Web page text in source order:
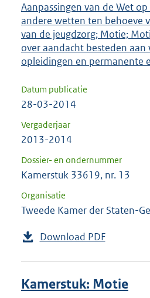
Aanpassingen van de Wet
andere wetten ten behoeve
van de jeugdzorg; Motie;
over aandacht besteden
opleidingen en permanente
Datum publicatie
28-03-2014
Vergaderjaar
2013-2014
Dossier- en ondernummer
Kamerstuk 33619, nr. 13
Organisatie
Tweede Kamer der Staten-
Download PDF
Kamerstuk: Motie